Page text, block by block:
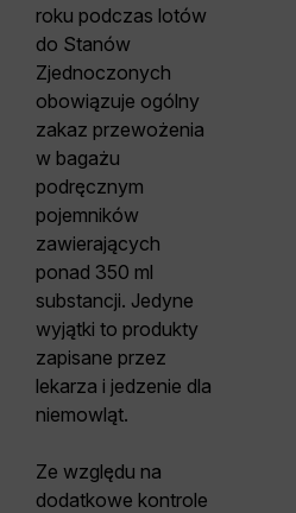
roku podczas lotów
do Stanów
Zjednoczonych
obowiązuje ogólny
zakaz przewożenia
w bagażu
podręcznym
pojemników
zawierających
ponad 350 ml
substancji. Jedyne
wyjątki to produkty
zapisane przez
lekarza i jedzenie dla
niemowląt.
Ze względu na
dodatkowe kontrole